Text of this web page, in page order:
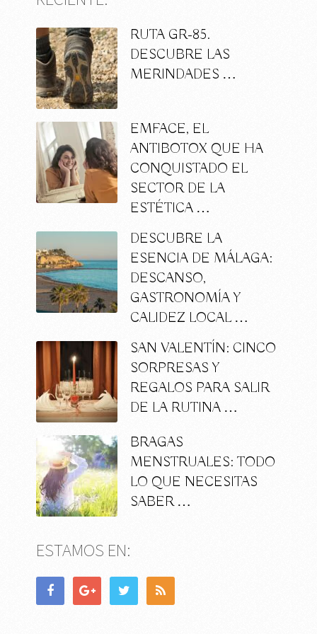
RUTA GR-85.
DESCUBRE LAS
MERINDADES …
EMFACE, EL
ANTIBOTOX QUE HA
CONQUISTADO EL
SECTOR DE LA
ESTÉTICA …
DESCUBRE LA
ESENCIA DE MÁLAGA:
DESCANSO,
GASTRONOMÍA Y
CALIDEZ LOCAL …
SAN VALENTÍN: CINCO
SORPRESAS Y
REGALOS PARA SALIR
DE LA RUTINA …
BRAGAS
MENSTRUALES: TODO
LO QUE NECESITAS
SABER …
ESTAMOS EN: